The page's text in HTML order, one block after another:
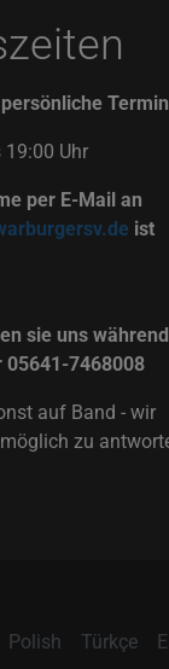
Uhr
per E-Mail an
ist
sie uns
05641-7468008
auf Band - wir
zu
Polish Türkçe